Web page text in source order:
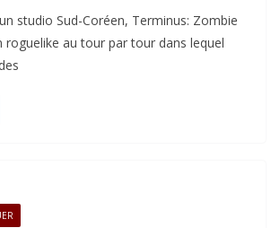
studio Sud-Coréen, Terminus: Zombie
roguelike au tour par tour dans lequel